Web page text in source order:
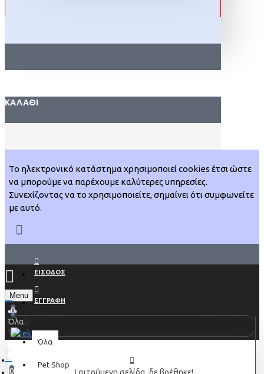
ΚΑΛΆΘΙ
Το ηλεκτρονικό κατάστημα χρησιμοποιεί cookies έτσι ώστε
να μπορούμε να παρέχουμε καλύτερες υπηρεσίες.
Συνεχίζοντας να το χρησιμοποιείτε, σημαίνει ότι συμφωνείτε
με αυτό.
ΕΙΣΟΔΟΣ
ΕΓΓΡΑΦΗ
Menu
0
0
Όλα
Όλα
Pet Shop